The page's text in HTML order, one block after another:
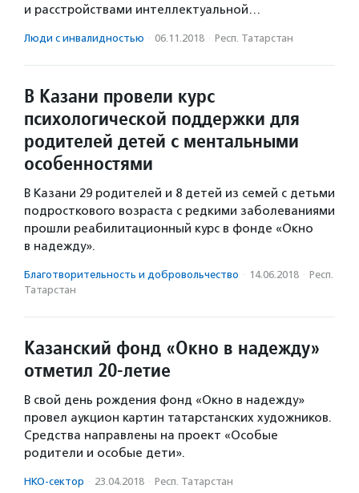
и расстройствами интеллектуальной…
Люди с инвалидностью · 06.11.2018 · Респ. Татарстан
В Казани провели курс
психологической поддержки для
родителей детей с ментальными
особенностями
В Казани 29 родителей и 8 детей из семей с детьми
подросткового возраста с редкими заболеваниями
прошли реабилитационный курс в фонде «Окно
в надежду».
Благотвори­тель­ность и доброволь­чест­во · 14.06.2018 · Респ.
Татарстан
Казанский фонд «Окно в надежду»
отметил 20-летие
В свой день рождения фонд «Окно в надежду»
провел аукцион картин татарстанских художников.
Средства направлены на проект «Особые
родители и особые дети».
НКО-сектор · 23.04.2018 · Респ. Татарстан